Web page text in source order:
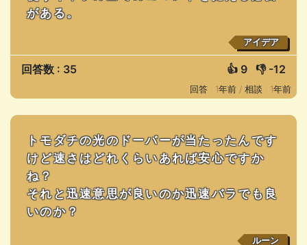
がある。
アイデア
回答数 : 35 👍 9 👎 -12
回答 : 1年前 / 相談 : 1年前
トモダチの光のドーバーが当たったんです
けど速さはどれくらいあれば安心ですか
ね？
それと迅速意思が良いのか迅速バラでも良
いのか？
ルーン